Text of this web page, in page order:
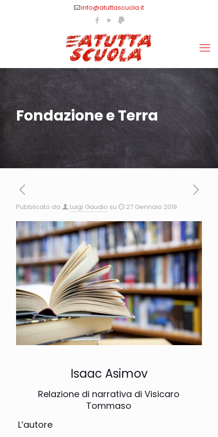
info@atuttascuola.it
Fondazione e Terra
Pubblicato da Luigi Gaudio su 27 Gennaio 2019
Isaac Asimov
Relazione di narrativa di Visicaro
Tommaso
L’autore